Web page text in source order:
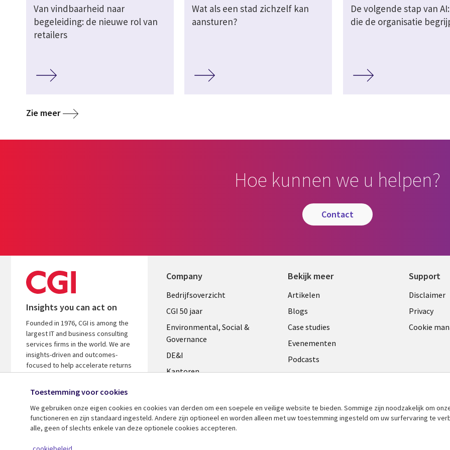
Van vindbaarheid naar
begeleiding: de nieuwe rol van
retailers
Wat als een stad zichzelf kan
aansturen?
De volgende stap van
die de organisatie
Zie meer
Hoe kunnen we u helpen?
contact
Insights you can act on
Founded in 1976, CGI is among the
largest IT and business consulting
services firms in the world. We are
insights-driven and outcomes-
focused to help accelerate returns
on your investments.
Company
Useful
links
NETHERLANDS
Bedrijfsoverzicht
CGI 50 jaar
Environmental, Social &
Governance
DE&I
Kantoren
Media center
Alliances
Bekijk meer
Library
Links
NETHERLANDS
Artikelen
Blogs
Case studies
Evenementen
Podcasts
Viewpoints
Support
Legal
Disclaimer
Privacy
Cookie
Toestemming voor cookies
We gebruiken onze eigen cookies en cookies van derden om een ​​soepele en veilige website te bieden. Sommige zijn noodzakelijk om
functioneren en zijn standaard ingesteld. Andere zijn optioneel en worden alleen met uw toestemming ingesteld om uw surfervaring te
alle, geen of slechts enkele van deze optionele cookies accepteren.